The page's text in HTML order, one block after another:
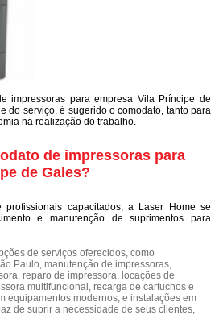
impressoras para empresa Vila Príncipe de
do serviço, é sugerido o comodato, tanto para
na realização do trabalho.
de impressoras para
de Gales?
capacitados, a Laser Home se
e manutenção de suprimentos para
de serviços oferecidos, como
Paulo, manutenção de impressoras,
reparo de impressora, locações de
multifuncional, recarga de cartuchos e
equipamentos modernos, e instalações em
de suprir a necessidade de seus clientes,